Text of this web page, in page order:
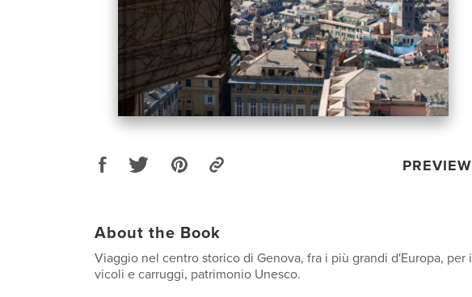
PREVIEW
About the Book
Viaggio nel centro storico di Genova, fra i più grandi d'Europa, per i
vicoli e carruggi, patrimonio Unesco.